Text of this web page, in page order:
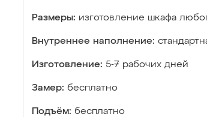
Размеры: изготовление шкафа
Внутреннее наполнение:
Изготовление: 5-7 рабочих дней
Замер: бесплатно
Подъём: бесплатно